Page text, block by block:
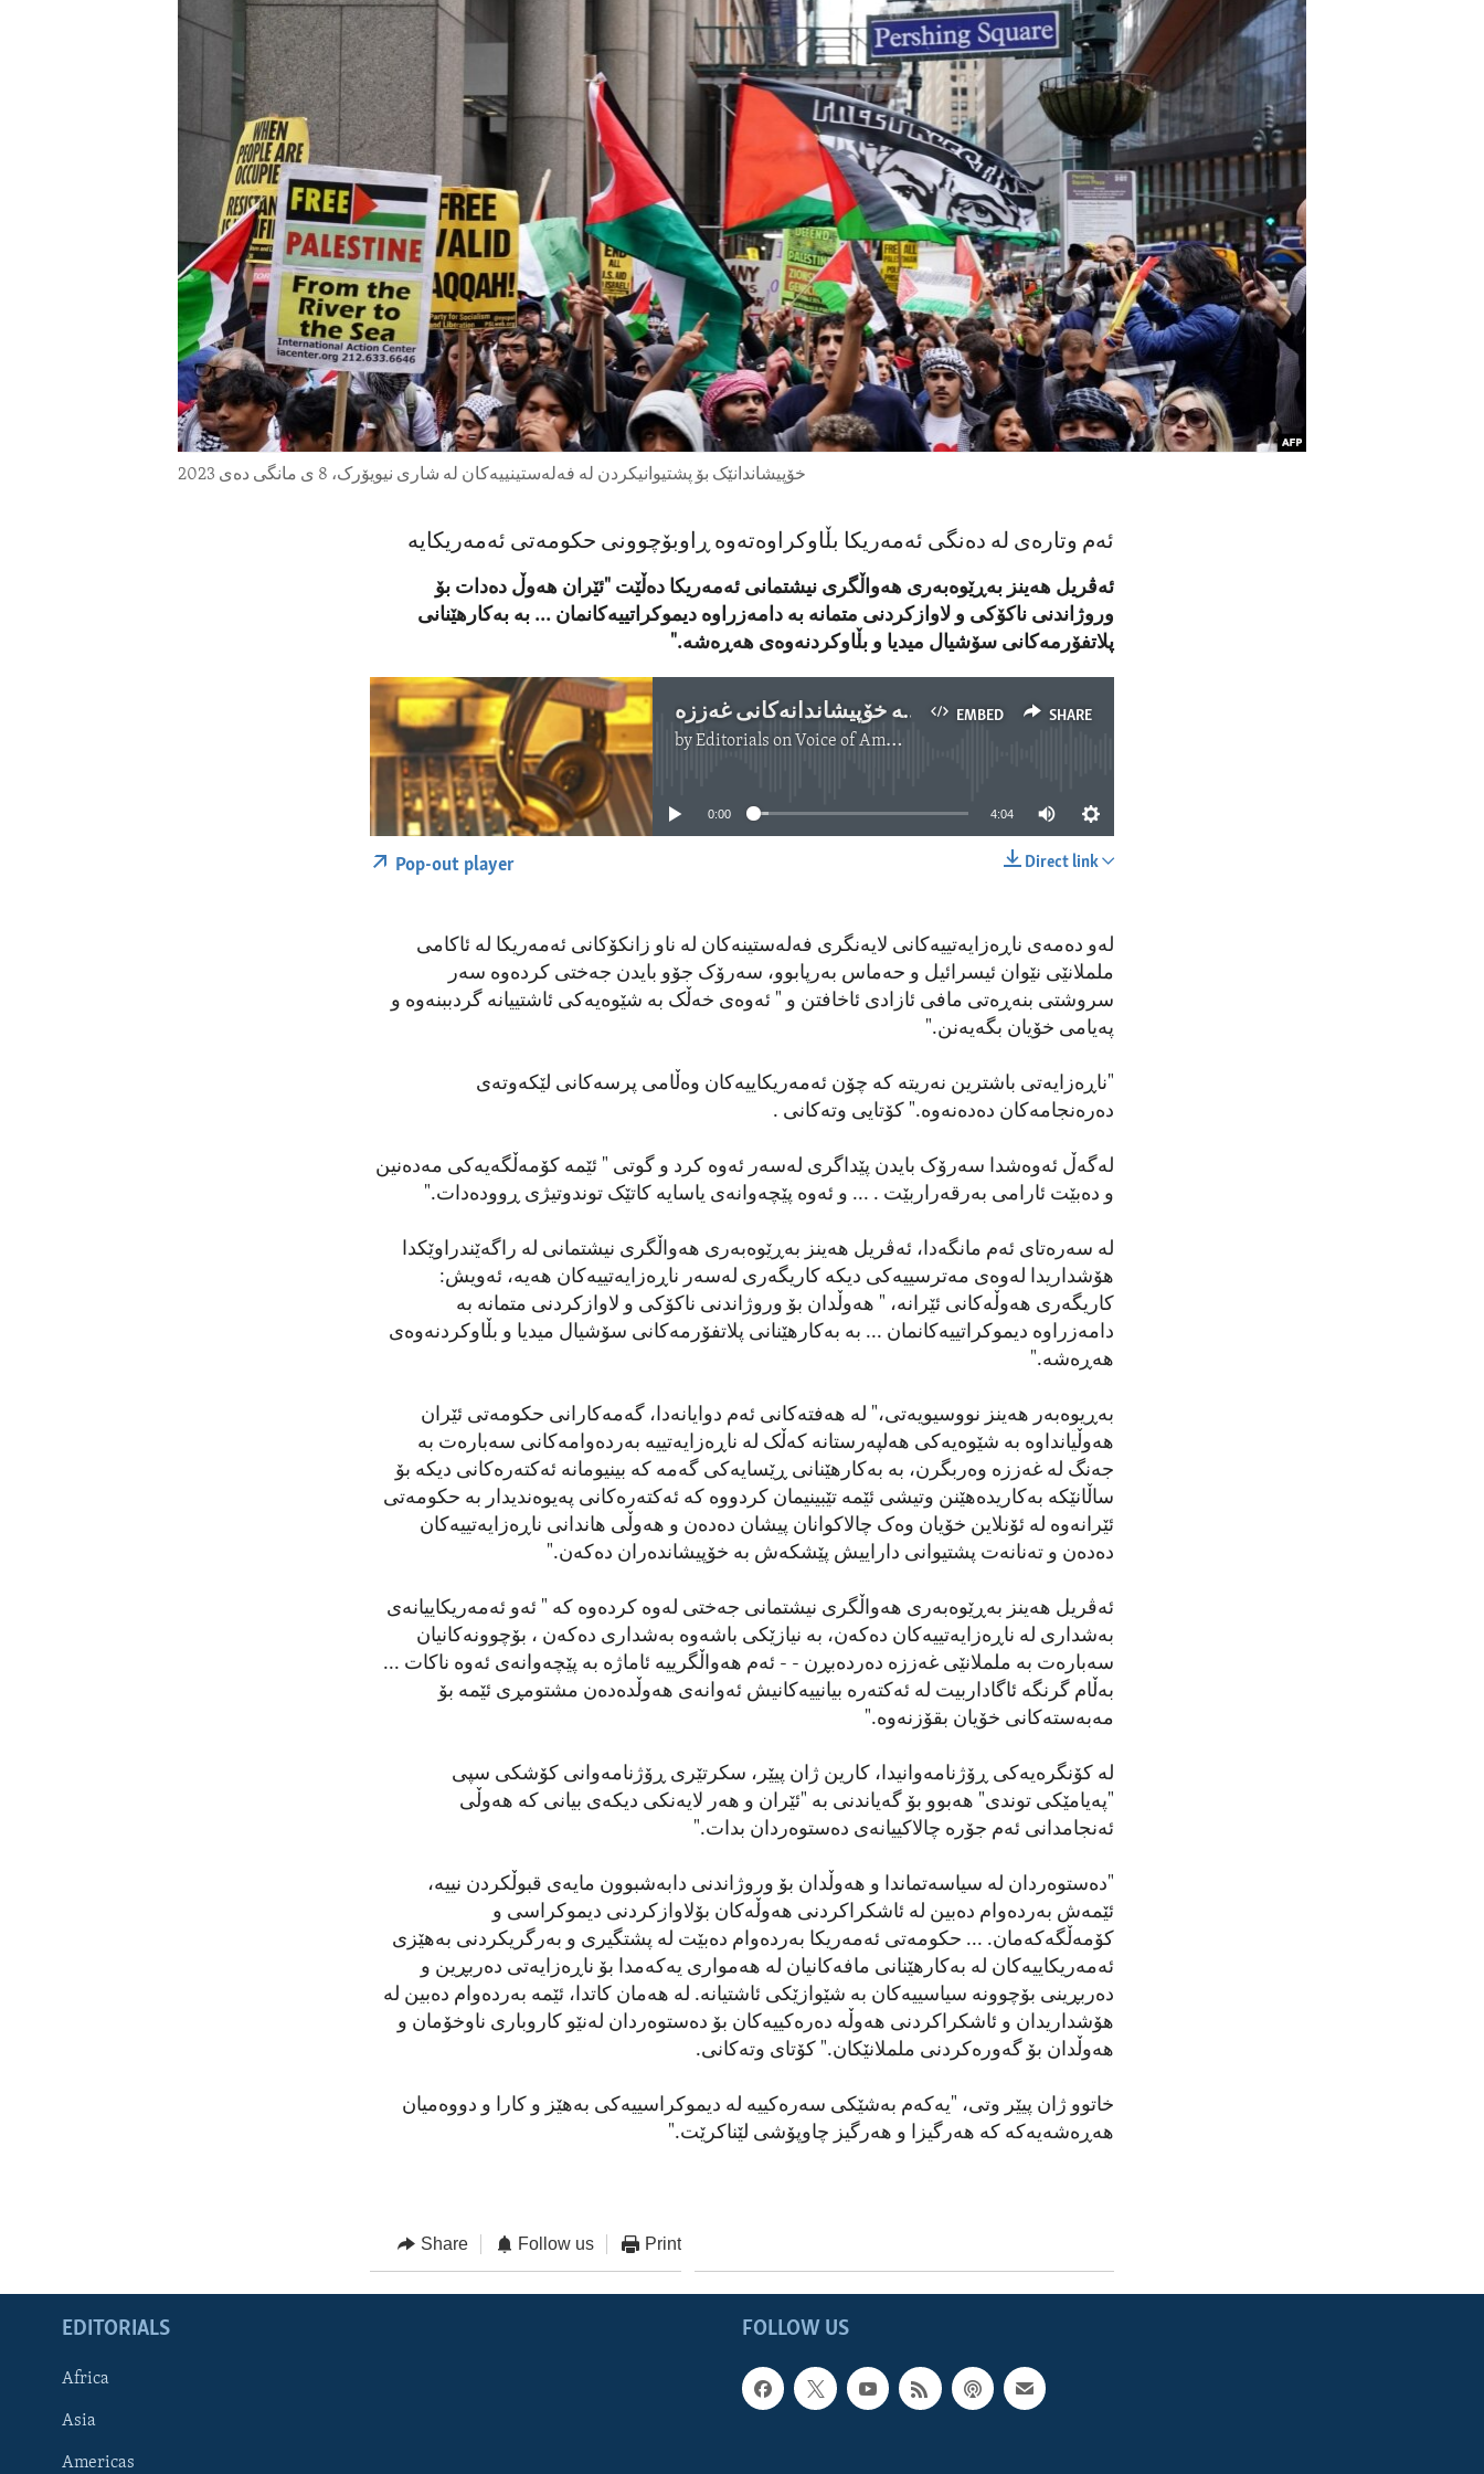
IDEALS AND INSTITUTIONS
خۆپیشاندانێک بۆ پشتیوانیکردن لە فەلەستینییەکان لە شاری نیویۆرک، 8 ی مانگی دەی 2023
ئەم وتارەی لە دەنگی ئەمەریکا بڵاوکراوەتەوە ڕاوبۆچوونی حکومەتی ئەمەریکایە
ئەڤریل هەینز بەڕێوەبەری هەواڵگری نیشتمانی ئەمەریکا دەڵێت "ئێران هەوڵ دەدات بۆ
وروژاندنی ناکۆکی و لاوازکردنی متمانە بە دامەزراوە دیموکراتییەکانمان ... بە بەکارهێنانی
پلاتفۆرمەکانی سۆشیال میدیا و بڵاوکردنەوەی هەڕەشە."
EMBED SHARE پشتیوانی ئێران لە خۆپیشاندانەکانی غەززە
byEditorials on Voice of America
No media source currently available
0:00 4:04
Direct link
Pop-out player
لەو دەمەی ناڕەزایەتییەکانی لایەنگری فەلەستینەکان لە ناو زانکۆکانی ئەمەریکا لە ئاکامی
ململانێی نێوان ئیسرائیل و حەماس بەرپابوو، سەرۆک جۆو بایدن جەختی کردەوە سەر
سروشتی بنەڕەتی مافی ئازادی ئاخافتن و " ئەوەی خەڵک بە شێوەیەکی ئاشتییانە گردببنەوە و
پەیامی خۆیان بگەیەنن."
"ناڕەزایەتی باشترین نەریتە کە چۆن ئەمەریکاییەکان وەڵامی پرسەکانی لێکەوتەی
دەرەنجامەکان دەدەنەوە." کۆتایی وتەکانی .
لەگەڵ ئەوەشدا سەرۆک بایدن پێداگری لەسەر ئەوە کرد و گوتی " ئێمە کۆمەڵگەیەکی مەدەنین
و دەبێت ئارامی بەرقەراربێت . ... و ئەوە پێچەوانەی یاسایە کاتێک توندوتیژی ڕوودەدات."
لە سەرەتای ئەم مانگەدا، ئەڤریل هەینز بەڕێوەبەری هەواڵگری نیشتمانی لە راگەێندراوێکدا
هۆشداریدا لەوەی مەترسییەکی دیکە کاریگەری لەسەر ناڕەزایەتییەکان هەیە، ئەویش:
کاریگەری هەوڵەکانی ئێرانە، " هەوڵدان بۆ وروژاندنی ناکۆکی و لاوازکردنی متمانە بە
دامەزراوە دیموکراتییەکانمان ... بە بەکارهێنانی پلاتفۆرمەکانی سۆشیال میدیا و بڵاوکردنەوەی
هەڕەشە."
بەڕیوەبەر هەینز نووسیویەتی،" لە هەفتەکانی ئەم دوایانەدا، گەمەکارانی حکومەتی ئێران
هەوڵیانداوە بە شێوەیەکی هەلپەرستانە کەڵک لە ناڕەزایەتییە بەردەوامەکانی سەبارەت بە
جەنگ لە غەززە وەربگرن، بە بەکارهێنانی ڕێسایەکی گەمە کە بینیومانە ئەکتەرەکانی دیکە بۆ
ساڵانێکە بەکاریدەهێنن وتیشی ئێمە تێبینیمان کردووە کە ئەکتەرەکانی پەیوەندیدار بە حکومەتی
ئێرانەوە لە ئۆنلاین خۆیان وەک چالاکوانان پیشان دەدەن و هەوڵی هاندانی ناڕەزایەتییەکان
دەدەن و تەنانەت پشتیوانی داراییش پێشکەش بە خۆپیشاندەران دەکەن."
ئەڤریل هەینز بەڕێوەبەری هەواڵگری نیشتمانی جەختی لەوە کردەوە کە " ئەو ئەمەریکاییانەی
بەشداری لە ناڕەزایەتییەکان دەکەن، بە نیازێکی باشەوە بەشداری دەکەن ، بۆچوونەکانیان
سەبارەت بە ململانێی غەززە دەردەبڕن - - ئەم هەواڵگرییە ئاماژە بە پێچەوانەی ئەوە ناکات ...
بەڵام گرنگە ئاگاداربیت لە ئەکتەرە بیانییەکانیش ئەوانەی هەوڵدەدەن مشتومڕی ئێمە بۆ
مەبەستەکانی خۆیان بقۆزنەوە."
لە کۆنگرەیەکی ڕۆژنامەوانیدا، کارین ژان پیێر، سکرتێری ڕۆژنامەوانی کۆشکی سپی
"پەیامێکی توندی" هەبوو بۆ گەیاندنی بە "ئێران و هەر لایەنکی دیکەی بیانی کە هەوڵی
ئەنجامدانی ئەم جۆرە چالاکییانەی دەستوەردان بدات."
"دەستوەردان لە سیاسەتماندا و هەوڵدان بۆ وروژاندنی دابەشبوون مایەی قبوڵکردن نییە،
ئێمەش بەردەوام دەبین لە ئاشکراکردنی هەوڵەکان بۆلاوازکردنی دیموکراسی و
کۆمەڵگەکەمان. ... حکومەتی ئەمەریکا بەردەوام دەبێت لە پشتگیری و بەرگریکردنی بەهێزی
ئەمەریکاییەکان لە بەکارهێنانی مافەکانیان لە هەمواری یەکەمدا بۆ ناڕەزایەتی دەربڕین و
دەربڕینی بۆچوونە سیاسییەکان بە شێوازێکی ئاشتیانە. لە هەمان کاتدا، ئێمە بەردەوام دەبین لە
هۆشداریدان و ئاشکراکردنی هەوڵە دەرەکییەکان بۆ دەستوەردان لەنێو کاروباری ناوخۆمان و
هەوڵدان بۆ گەورەکردنی ململانێکان." کۆتای وتەکانی.
خاتوو ژان پیێر وتی، "یەکەم بەشێکی سەرەکییە لە دیموکراسییەکی بەهێز و کارا و دووەمیان
هەڕەشەیەکە کە هەرگیزا و هەرگیز چاوپۆشی لێناکرێت."
Share Follow us Print
FOLLOW US
EDITORIALS
Africa
Asia
Americas